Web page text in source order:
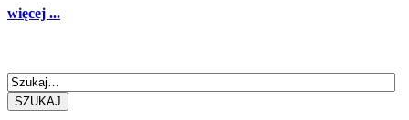
więcej ...
SZUKAJ